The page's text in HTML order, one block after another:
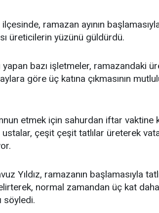
ilçesinde, ramazan ayının
üreticilerin yüzünü güldürdü.
yapan bazı işletmeler, ramazandaki
göre üç katına çıkmasının
etmek için sahurdan iftar vaktine
çeşit çeşit tatlılar üreterek
Yıldız, ramazanın başlamasıyla
normal zamandan üç kat
söyledi.